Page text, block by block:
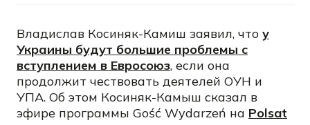
Владислав Косиняк-Камиш заявил, что у
Украины будут большие проблемы с
вступлением в Евросоюз, если она
продолжит чествовать деятелей ОУН и
УПА. Об этом Косиняк-Камыш сказал в
эфире программы Gość Wydarzeń на Polsat